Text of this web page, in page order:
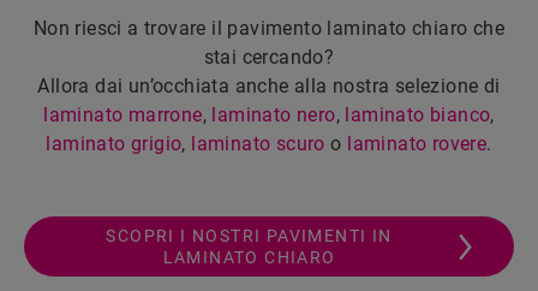
Non riesci a trovare il pavimento laminato chiaro che
stai cercando?
Allora dai un’occhiata anche alla nostra selezione di
laminato marrone, laminato nero, laminato bianco,
laminato grigio, laminato scuro o laminato rovere.
SCOPRI I NOSTRI PAVIMENTI IN
LAMINATO CHIARO